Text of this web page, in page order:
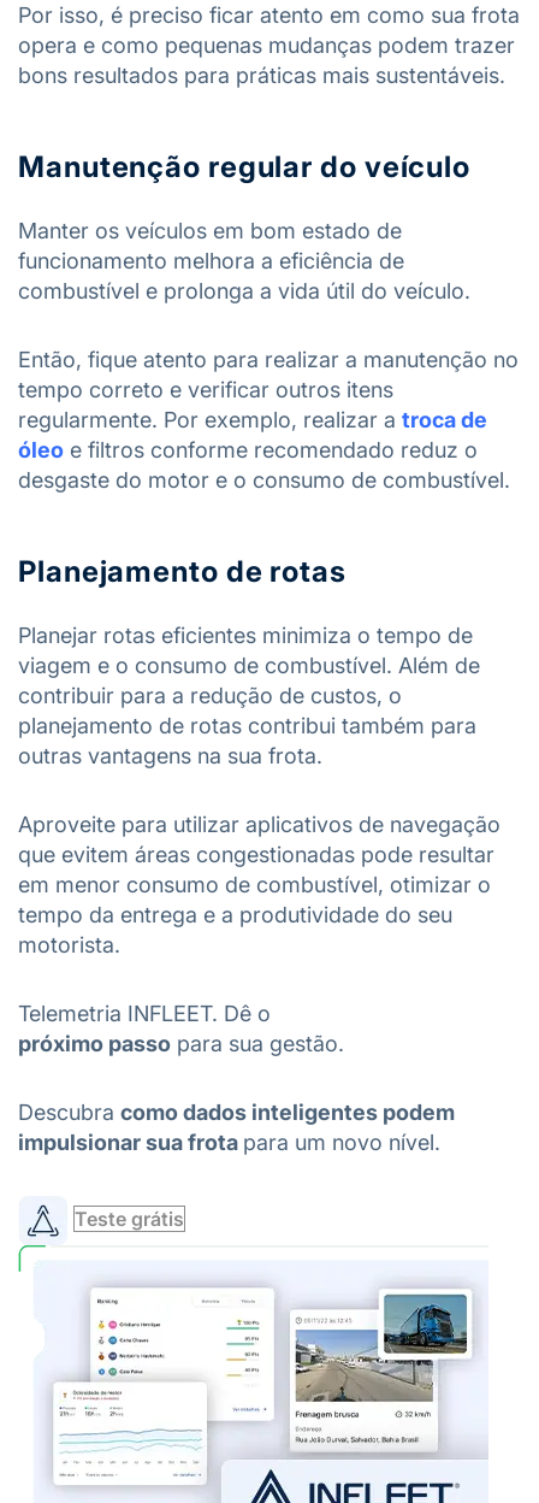
Por isso, é preciso ficar atento em como sua frota
opera e como pequenas mudanças podem trazer
bons resultados para práticas mais sustentáveis.
Manutenção regular do veículo
Manter os veículos em bom estado de
funcionamento melhora a eficiência de
combustível e prolonga a vida útil do veículo.
Então, fique atento para realizar a manutenção no
tempo correto e verificar outros itens
regularmente. Por exemplo, realizar a troca de
óleo e filtros conforme recomendado reduz o
desgaste do motor e o consumo de combustível.
Planejamento de rotas
Planejar rotas eficientes minimiza o tempo de
viagem e o consumo de combustível. Além de
contribuir para a redução de custos, o
planejamento de rotas contribui também para
outras vantagens na sua frota.
Aproveite para utilizar aplicativos de navegação
que evitem áreas congestionadas pode resultar
em menor consumo de combustível, otimizar o
tempo da entrega e a produtividade do seu
motorista.
Telemetria INFLEET. Dê o
próximo passo para sua gestão.
Descubra como dados inteligentes podem
impulsionar sua frota para um novo nível.
Teste grátis